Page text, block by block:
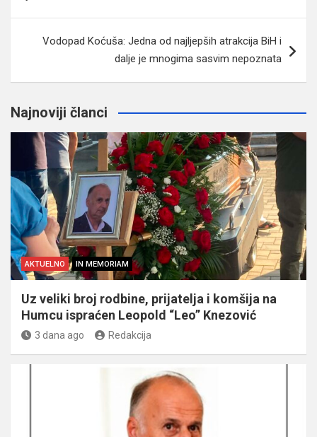
članaka
Vodopad Koćuša: Jedna od najljepših atrakcija BiH i
dalje je mnogima sasvim nepoznata
Najnoviji članci
AKTUELNO IN MEMORIAM
Uz veliki broj rodbine, prijatelja i komšija na
Humcu ispraćen Leopold “Leo” Knezović
3 dana ago Redakcija